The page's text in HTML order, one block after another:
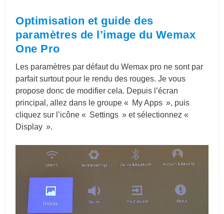
Optimisation et guide des
paramètres de l’image du Wemax
One Pro
Les paramètres par défaut du Wemax pro ne sont par
parfait surtout pour le rendu des rouges. Je vous
propose donc de modifier cela. Depuis l’écran
principal, allez dans le groupe « My Apps », puis
cliquez sur l’icône « Settings » et sélectionnez «
Display ».